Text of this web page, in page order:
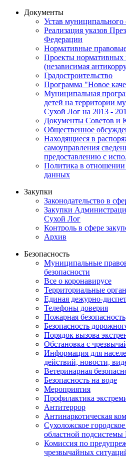
Документы
Устав
Реализация указов
Федерации
Нормативные
Проекты нормативных
(независимая
Градостроительство
Программа "Новое
Муниципальная
детей на территории
Сухой Лог на 2013 -
Документы Советов и
Общественное
Находящиеся в
самоуправления
предоставлению с
Политика в отношении
данных
Закупки
Законодательство в
Закупки
Сухой Лог
Контроль в сфере
Архив
Безопасность
Муниципальные
безопасности
Все о коронавирусе
Территориальные
Единая дежурно-
Телефоны доверия
Пожарная безопасность
Безопасность
Порядок вызова
Обстановка с
Информация для
действий, новости,
Ветеринарная
Безопасность на воде
Мероприятия
Профилактика
Антитеррор
Антинаркотическая
Сухоложское
областной
Комиссия по
чрезвычайных